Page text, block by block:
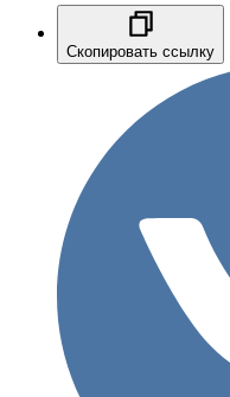
Скопировать ссылку